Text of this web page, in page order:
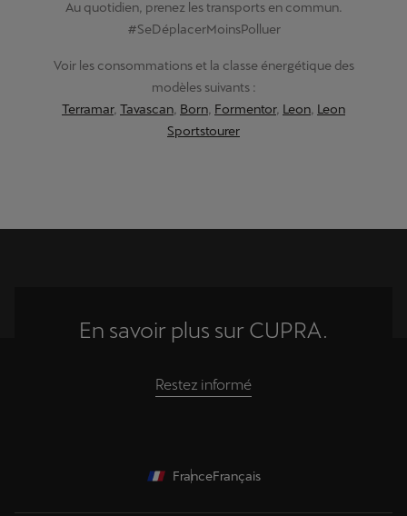
Au quotidien, prenez les transports en commun.
#SeDéplacerMoinsPolluer
Voir les consommations et la classe énergétique des
modèles suivants :
Terramar, Tavascan Born Formentor, Leon Leon
Sportstourer
En savoir plus sur CUPRA.
Restez informé
FranceFrançais